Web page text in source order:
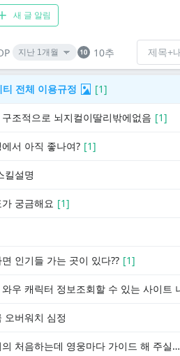
새 글 알림
10추
티 전체 이용규정 [1]
조적으로 뇌지컬이딸리밖에없음 [1]
서 아직 좋나여? [1]
킬설명
궁금해요 [1]
인기들 가는 곳이 있다?? [1]
오버워치 심정
오버워치 거의 처음하는데 영웅마다 가이드 해 주실분?